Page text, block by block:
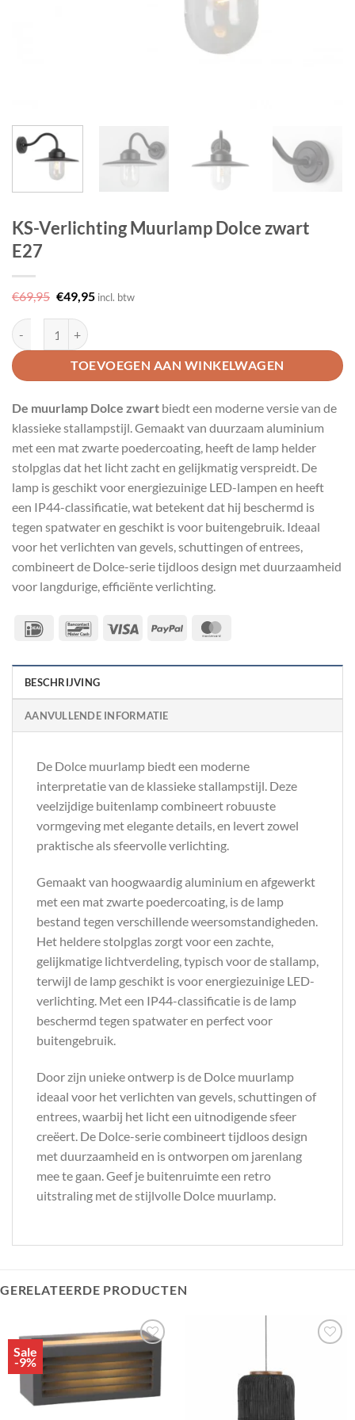
KS-Verlichting Muurlamp Dolce zwart
E27
€69,95 Oorspronkelijke
prijs
was:
€69,95.
€49,95Huidige
incl. btw
KS-Verlichting Muurlamp Dolce zwart E27 aantal
TOEVOEGEN AAN WINKELWAGEN
De muurlamp Dolce zwart biedt een moderne versie van de
klassieke stallampstijl. Gemaakt van duurzaam aluminium
met een mat zwarte poedercoating, heeft de lamp helder
stolpglas dat het licht zacht en gelijkmatig verspreidt. De
lamp is geschikt voor energiezuinige LED-lampen en heeft
een IP44-classificatie, wat betekent dat hij beschermd is
tegen spatwater en geschikt is voor buitengebruik. Ideaal
voor het verlichten van gevels, schuttingen of entrees,
combineert de Dolce-serie tijdloos design met duurzaamheid
voor langdurige, efficiënte verlichting.
IDeal Bancontact
Visa PayPal
BESCHRIJVING
AANVULLENDE INFORMATIE
De Dolce muurlamp biedt een moderne
interpretatie van de klassieke stallampstijl. Deze
veelzijdige buitenlamp combineert robuuste
vormgeving met elegante details, en levert zowel
praktische als sfeervolle verlichting.
Gemaakt van hoogwaardig aluminium en afgewerkt
met een mat zwarte poedercoating, is de lamp
bestand tegen verschillende weersomstandigheden.
Het heldere stolpglas zorgt voor een zachte,
gelijkmatige lichtverdeling, typisch voor de stallamp,
terwijl de lamp geschikt is voor energiezuinige LED-
verlichting. Met een IP44-classificatie is de lamp
beschermd tegen spatwater en perfect voor
buitengebruik.
Door zijn unieke ontwerp is de Dolce muurlamp
ideaal voor het verlichten van gevels, schuttingen of
entrees, waarbij het licht een uitnodigende sfeer
creëert. De Dolce-serie combineert tijdloos design
met duurzaamheid en is ontworpen om jarenlang
mee te gaan. Geef je buitenruimte een retro
uitstraling met de stijlvolle Dolce muurlamp.
GERELATEERDE PRODUCTEN
Sale
-9%
Toevoegen
aan
verlanglijst